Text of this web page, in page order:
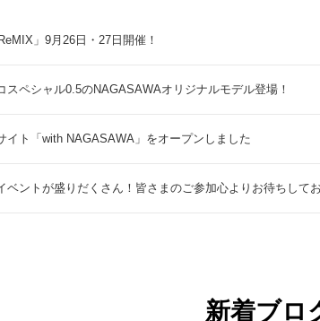
」9月26日・27日開催！
ペシャル0.5のNAGASAWAオリジナルモデル登場！
イト「with NAGASAWA」をオープンしました
ベントが盛りだくさん！皆さまのご参加心よりお待ちして
新着ブロ